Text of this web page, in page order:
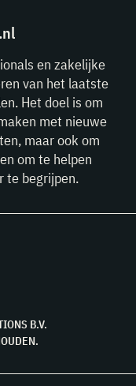
en zakelijke
van het laatste
Het doel is om
met nieuwe
maar ook om
om te helpen
te begrijpen.
B.V.